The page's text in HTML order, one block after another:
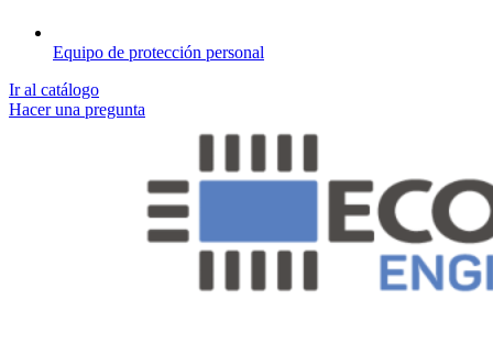
Equipo de protección personal
Ir al catálogo
Hacer una pregunta